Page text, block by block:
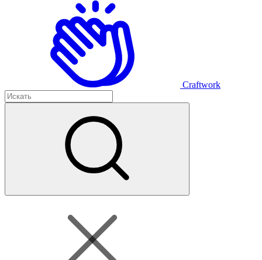
Craftwork